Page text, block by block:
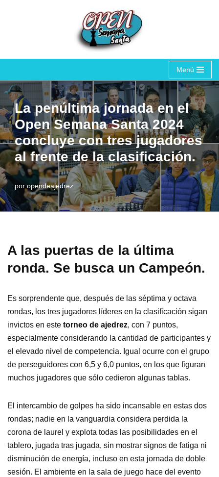
Menú
La penúltima jornada en el
Open Semana Santa 2024
concluye con tres jugadores
al frente de la clasificación.
por opendeajedrez
A las puertas de la última
ronda. Se busca un Campeón.
Es sorprendente que, después de las séptima y octava
rondas, los tres jugadores líderes en la clasificación sigan
invictos en este torneo de ajedrez, con 7 puntos,
especialmente considerando la cantidad de participantes y
el elevado nivel de competencia. Igual ocurre con el grupo
de perseguidores con 6,5 y 6,0 puntos, en los que figuran
muchos jugadores que sólo cedieron algunas tablas.
El intercambio de golpes ha sido incansable en estas dos
rondas; nadie en la vanguardia considera perdida la
corona de laurel y explota todas las posibilidades en el
tablero, jugada tras jugada, sin mostrar signos de fatiga ni
disminución de energía, incluso en esta jornada de doble
sesión. El ambiente en la sala de juego hace del evento